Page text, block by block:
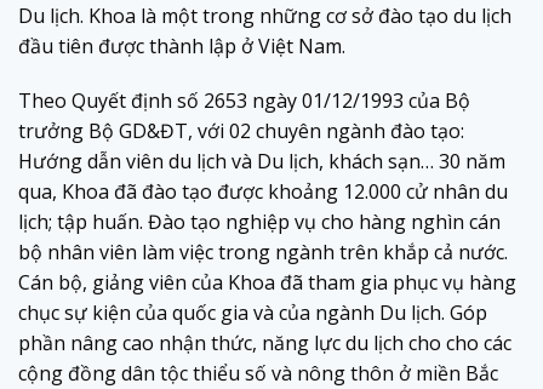
Du lịch. Khoa là một trong những cơ sở đào tạo du lịch
đầu tiên được thành lập ở Việt Nam.
Theo Quyết định số 2653 ngày 01/12/1993 của Bộ
trưởng Bộ GD&ĐT, với 02 chuyên ngành đào tạo:
Hướng dẫn viên du lịch và Du lịch, khách sạn… 30 năm
qua, Khoa đã đào tạo được khoảng 12.000 cử nhân du
lịch; tập huấn. Đào tạo nghiệp vụ cho hàng nghìn cán
bộ nhân viên làm việc trong ngành trên khắp cả nước.
Cán bộ, giảng viên của Khoa đã tham gia phục vụ hàng
chục sự kiện của quốc gia và của ngành Du lịch. Góp
phần nâng cao nhận thức, năng lực du lịch cho cho các
cộng đồng dân tộc thiểu số và nông thôn ở miền Bắc